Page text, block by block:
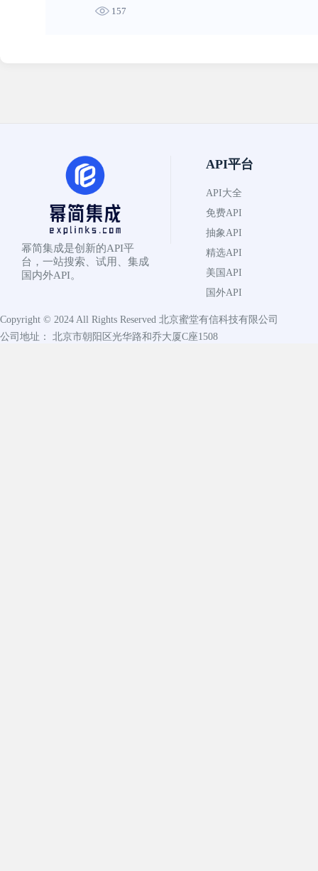
157
幂简集成是创新的API平
台，一站搜索、试用、集成
国内外API。
API平台
API大全
免费API
抽象API
精选API
美国API
国外API
Copyright © 2024 All Rights Reserved 北京蜜堂有信科技有限公司
公司地址： 北京市朝阳区光华路和乔大厦C座1508